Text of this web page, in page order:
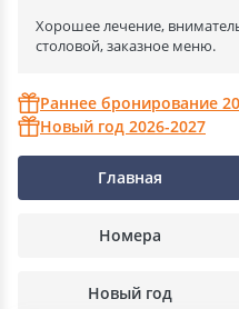
Хорошее лечение,
столовой, заказное меню.
Раннее бронирование
Новый год 2026-2027
Главная
Номера
Новый год